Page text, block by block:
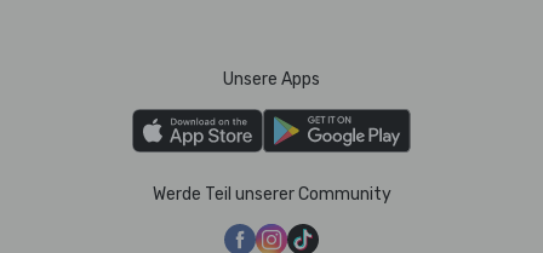
Unsere Apps
Werde Teil unserer Community